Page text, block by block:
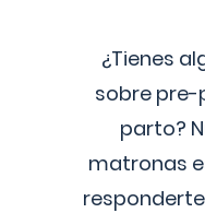
¿Tienes
sobre
parto?
matronas